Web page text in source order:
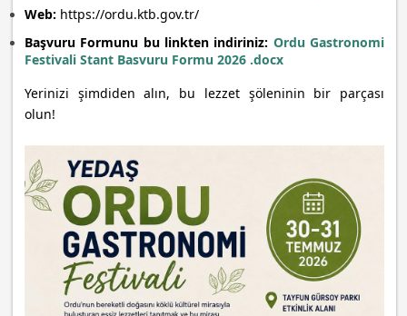
Web: https://ordu.ktb.gov.tr/
Başvuru Formunu bu linkten indiriniz: Ordu Gastronomi
Festivali Stant Basvuru Formu 2026 .docx
Yerinizi şimdiden alın, bu lezzet şöleninin bir parçası
olun!